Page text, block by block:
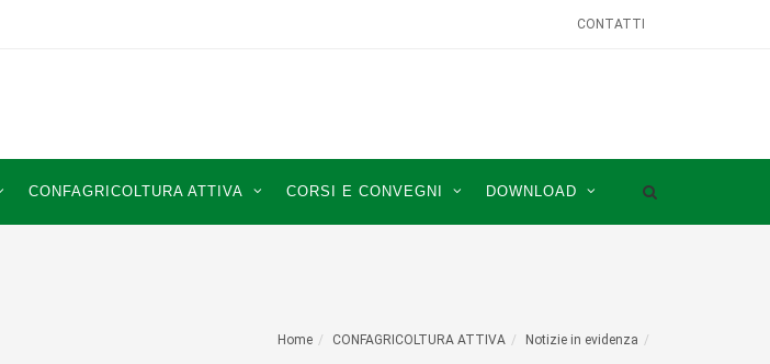
CONTATTI
CONFAGRICOLTURA ATTIVA CORSI E CONVEGNI DOWNLOAD
Home CONFAGRICOLTURA ATTIVA Notizie in evidenza